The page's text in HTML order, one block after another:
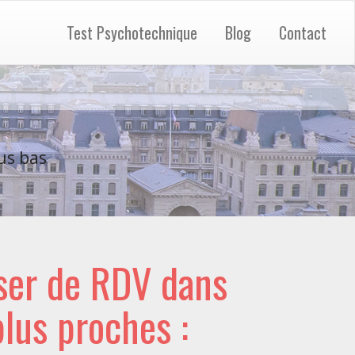
Test Psychotechnique Blog Contact
bas
de RDV dans
proches :